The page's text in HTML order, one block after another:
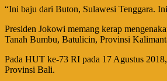
“Ini baju dari Buton, Sulawesi Tenggara.
Presiden Jokowi memang kerap
Tanah Bumbu, Batulicin, Provinsi
Pada HUT ke-73 RI pada 17 Agustus
Provinsi Bali.